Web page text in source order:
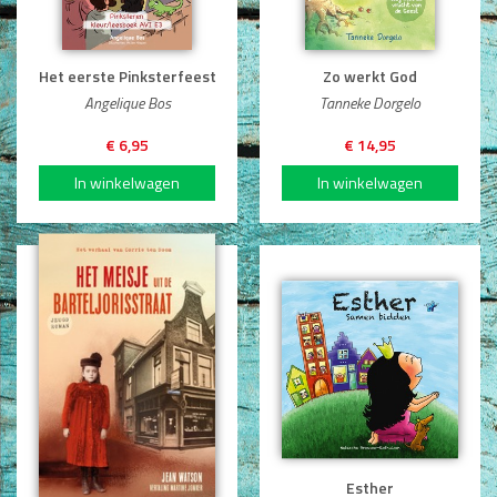
Dagboeken
Gebed
Alphacursus
Vervolgde kerk
Evangelisatie en Zending
Kerk en Israël
Gemeenteleven en Leiderschap
Pastoraat
Romans en Verhalen
Het eerste Pinksterfeest
Angelique Bos
€ 6,95
Zo werkt God
Tanneke Dorgelo
€ 14,95
Het meisje uit de
Esther